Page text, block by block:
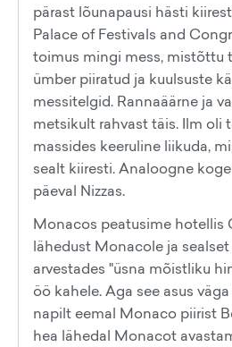
pärast lõunapausi hästi
Palace of Festivals and
toimus mingi mess, mistõttu
ümber piiratud ja kuulsuste
messitelgid. Rannaäärne ja
metsikult rahvast täis. Ilm oli
massides keeruline liikuda,
sealt kiiresti. Analoogne
päeval Nizzas.
Monacos peatusime hotellis
lähedust Monacole ja
arvestades "üsna mõistliku
öö kahele. Aga see asus
napilt eemal Monaco piirist
hea lähedal Monacot